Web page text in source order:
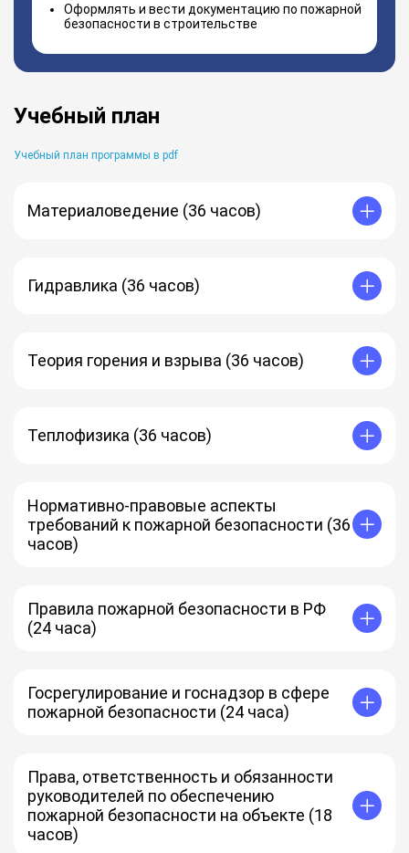
Оформлять и вести документацию по пожарной
безопасности в строительстве
Учебный план
Учебный план программы в pdf
Материаловедение (36 часов)
Гидравлика (36 часов)
Теория горения и взрыва (36 часов)
Теплофизика (36 часов)
Нормативно-правовые аспекты
требований к пожарной безопасности (36
часов)
Правила пожарной безопасности в РФ
(24 часа)
Госрегулирование и госнадзор в сфере
пожарной безопасности (24 часа)
Права, ответственность и обязанности
руководителей по обеспечению
пожарной безопасности на объекте (18
часов)